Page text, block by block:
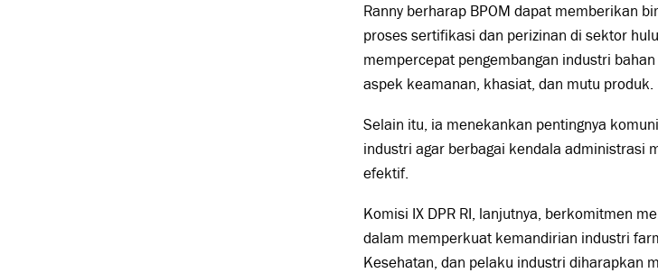
Ranny berharap BPOM dapat memberikan
proses sertifikasi dan perizinan di sektor
mempercepat pengembangan industri
aspek keamanan, khasiat, dan mutu produk.
Selain itu, ia menekankan pentingnya
industri agar berbagai kendala administrasi
efektif.
Komisi IX DPR RI, lanjutnya, berkomitmen
dalam memperkuat kemandirian industri
Kesehatan, dan pelaku industri diharapkan